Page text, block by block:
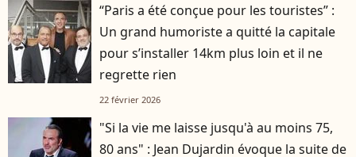
“Paris a été conçue pour les touristes” :
Un grand humoriste a quitté la capitale
pour s’installer 14km plus loin et il ne
regrette rien
22 février 2026
"Si la vie me laisse jusqu'à au moins 75,
80 ans" : Jean Dujardin évoque la suite de